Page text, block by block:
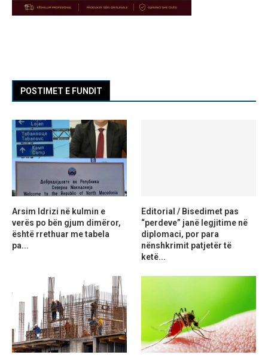
POSTIMET E FUNDIT
Arsim Idrizi në kulmin e
verës po bën gjum dimëror,
është rrethuar me tabela
pa...
Editorial / Bisedimet pas
“perdeve” janë legjitime në
diplomaci, por para
nënshkrimit patjetër të
ketë...